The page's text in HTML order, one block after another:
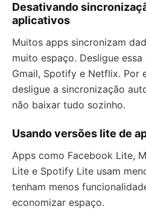
Desativando
aplicativos
Muitos apps sincronizam
muito espaço. Desligue
Gmail, Spotify e Netflix. Por
desligue a sincronização
não baixar tudo sozinho.
Usando versões lite de
Apps como Facebook Lite,
Lite e Spotify Lite usam
tenham menos
economizar espaço.